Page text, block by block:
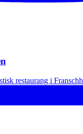
restaurang i Franschh